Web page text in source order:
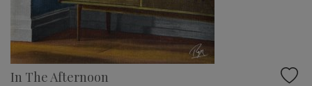
In The Afternoon